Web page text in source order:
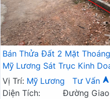
Bán Thửa Đất 2 Mặt
Mỹ Lương Sát Trục Kinh
Giá Chỉ Hơn Tỷ
Vị Trí: Mỹ Lương Tư Vấn
Diện Tích:
Đường